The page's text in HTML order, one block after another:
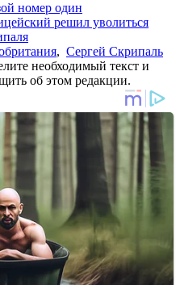
номер один
решил уволиться
, Сергей Скрипаль
необходимый текст и
об этом редакции.